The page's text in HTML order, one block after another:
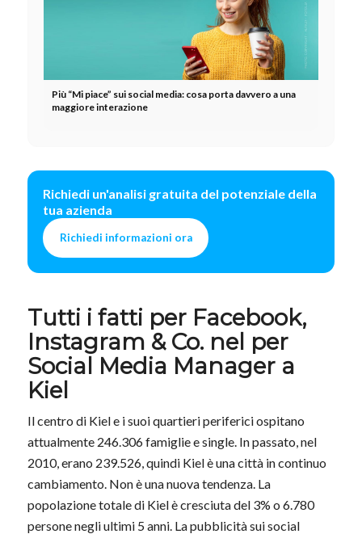
Più “Mi piace” sui social media: cosa porta davvero a una
maggiore interazione
Richiedi un'analisi gratuita del potenziale della
tua azienda
Richiedi informazioni ora
Tutti i fatti per Facebook,
Instagram & Co. nel per
Social Media Manager a
Kiel
Il centro di Kiel e i suoi quartieri periferici ospitano
attualmente 246.306 famiglie e single. In passato, nel
2010, erano 239.526, quindi Kiel è una città in continuo
cambiamento. Non è una nuova tendenza. La
popolazione totale di Kiel è cresciuta del 3% o 6.780
persone negli ultimi 5 anni. La pubblicità sui social